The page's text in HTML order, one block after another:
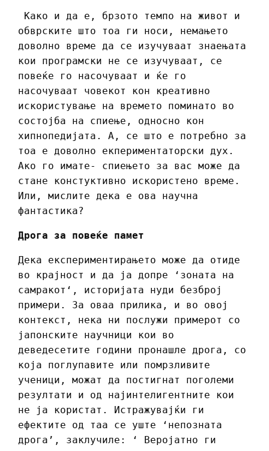
Како и да е, брзото темпо на живот и
обврските што тоа ги носи, немањето
доволно време да се изучуваат знаењата
кои програмски не се изучуваат, се
повеќе го насочуваат и ќе го
насочуваат човекот кон креативно
искористување на времето поминато во
состојба на спиење, односно кон
хипнопедијата. А, се што е потребно за
тоа е доволно екпериментаторски дух.
Ако го имате- спиењето за вас може да
стане констуктивно искористено време.
Или, мислите дека е ова научна
фантастика?
Дрога за повеќе памет
Дека експериментирањето може да отиде
во крајност и да ја допре ‘зоната на
самракот‘, историјата нуди безброј
примери. За оваа прилика, и во овој
контекст, нека ни послужи примерот со
јапонските научници кои во
деведесетите години пронашле дрога, со
која поглупавите или помрзливите
ученици, можат да постигнат поголеми
резултати и од најинтелигентните кои
не ја користат. Истражувајќи ги
ефектите од таа се уште ‘непозната
дрога’, заклучиле: ‘ Веројатно ги